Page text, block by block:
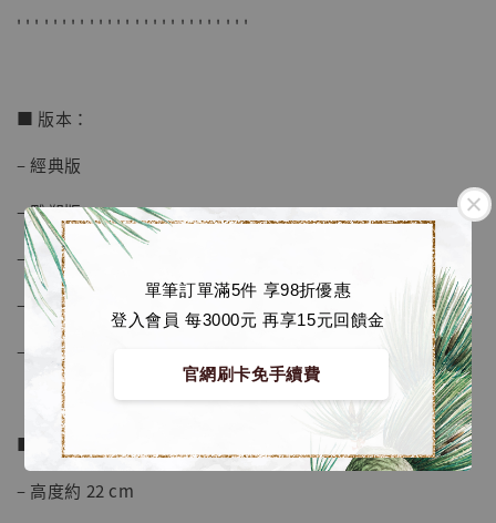
單筆訂單滿5件 享98折優惠
登入會員 每3000元 再享15元回饋金
官網刷卡免手續費
NT$ 5,580
' ' ' ' ' ' ' ' ' ' ' ' ' ' ' ' ' ' ' ' ' ' ' ' ' '
■ 版本：
– 經典版
– 雕塑版
– 炫彩版
– 金色版
– 銀色版
■ 商品資訊：
– 高度約 22 cm